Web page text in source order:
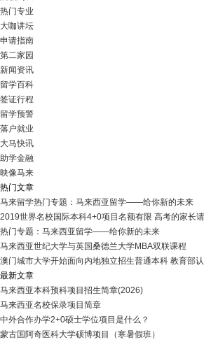
热门专业
大咖讲坛
申请指南
第二家园
新闻资讯
留学百科
签证行程
留学预警
落户就业
大马快讯
助学金融
映像马来
热门文章
马来留学热门专题：马来西亚留学——给你新的未来
2019世界名校国际本科4+0项目名额有限 高考的家长
热门专题：马来西亚留学——给你新的未来
马来西亚世纪大学与英国桑德兰大学MBA双联课程
澳门城市大学开始面向内地独立招生普通本科 教育部
最新文章
马来西亚本科预科项目招生简章(2026)
马来西亚名校保录项目简章
中外合作办学2+0硕士学位项目是什么？
蒙古国阿奇医科大学硕博项目（寒暑假班）